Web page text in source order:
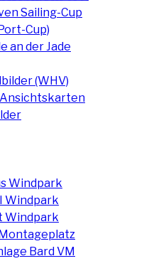
Sailing-Cup
Cup)
an der Jade
(WHV)
Windpark
Windpark
Windpark
Bard VM